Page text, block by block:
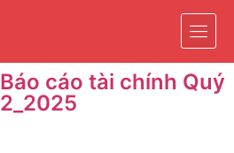
Báo cáo tài chính Quý
2_2025